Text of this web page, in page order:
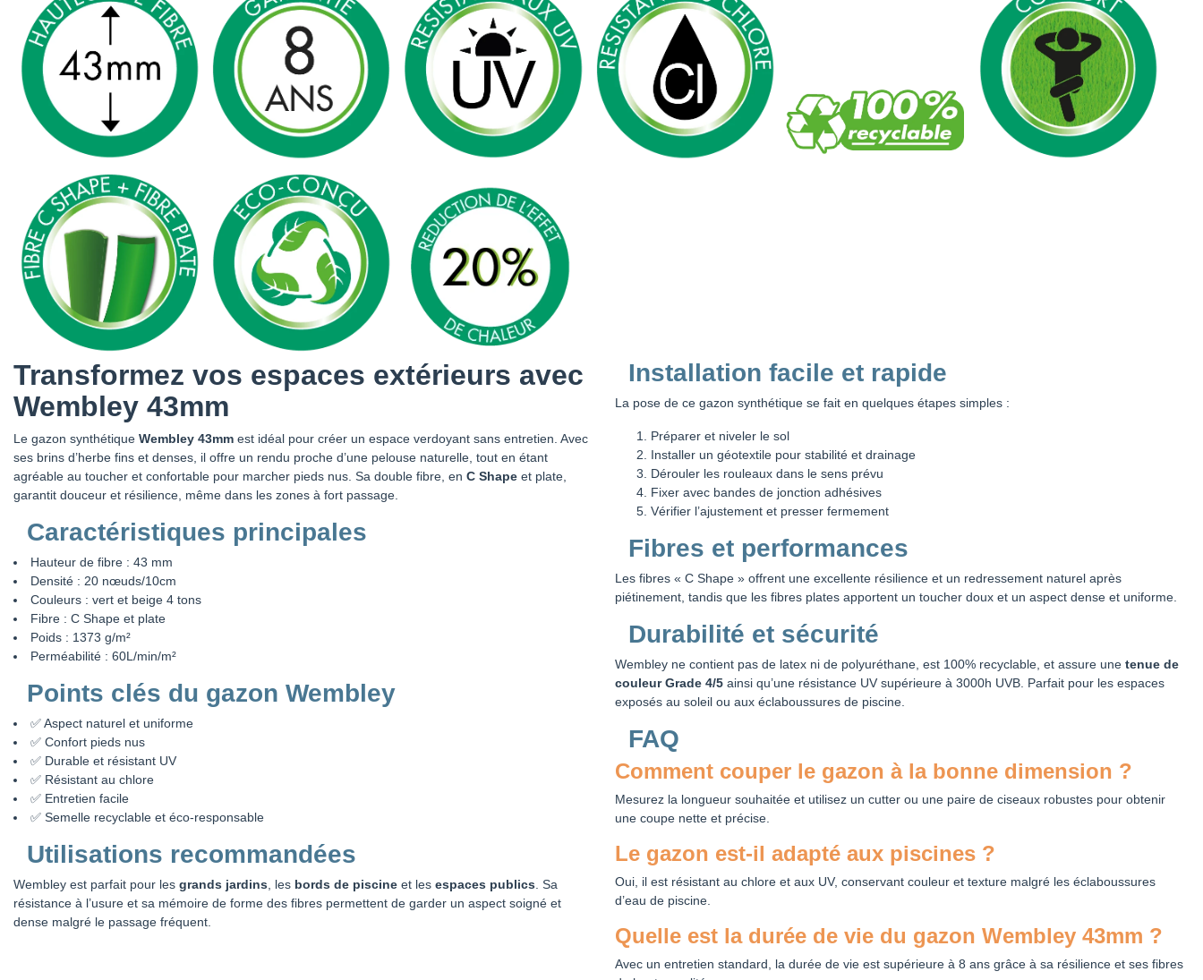
Transformez vos espaces extérieurs avec
Wembley 43mm
Le gazon synthétique Wembley 43mm est idéal pour créer un espace verdoyant sans entretien. Avec
ses brins d’herbe fins et denses, il offre un rendu proche d’une pelouse naturelle, tout en étant
agréable au toucher et confortable pour marcher pieds nus. Sa double fibre, en C Shape et plate,
garantit douceur et résilience, même dans les zones à fort passage.
Caractéristiques principales
Hauteur de fibre : 43 mm
Densité : 20 nœuds/10cm
Couleurs : vert et beige 4 tons
Fibre : C Shape et plate
Poids : 1373 g/m²
Perméabilité : 60L/min/m²
Points clés du gazon Wembley
✅ Aspect naturel et uniforme
✅ Confort pieds nus
✅ Durable et résistant UV
✅ Résistant au chlore
✅ Entretien facile
✅ Semelle recyclable et éco-responsable
Utilisations recommandées
Wembley est parfait pour les grands jardins , les bords de piscine et les espaces publics . Sa
résistance à l’usure et sa mémoire de forme des fibres permettent de garder un aspect soigné et
dense malgré le passage fréquent.
Installation facile et rapide
La pose de ce gazon synthétique se fait en quelques étapes simples :
Préparer et niveler le sol
Installer un géotextile pour stabilité et drainage
Dérouler les rouleaux dans le sens prévu
Fixer avec bandes de jonction adhésives
Vérifier l’ajustement et presser fermement
Fibres et performances
Les fibres « C Shape » offrent une excellente résilience et un redressement naturel après
piétinement, tandis que les fibres plates apportent un toucher doux et un aspect dense et uniforme.
Durabilité et sécurité
Wembley ne contient pas de latex ni de polyuréthane, est 100% recyclable, et assure une tenue de
couleur Grade 4/5 ainsi qu’une résistance UV supérieure à 3000h UVB. Parfait pour les espaces
exposés au soleil ou aux éclaboussures de piscine.
FAQ
Comment couper le gazon à la bonne dimension ?
Mesurez la longueur souhaitée et utilisez un cutter ou une paire de ciseaux robustes pour obtenir
une coupe nette et précise.
Le gazon est-il adapté aux piscines ?
Oui, il est résistant au chlore et aux UV, conservant couleur et texture malgré les éclaboussures
d’eau de piscine.
Quelle est la durée de vie du gazon Wembley 43mm ?
Avec un entretien standard, la durée de vie est supérieure à 8 ans grâce à sa résilience et ses fibres